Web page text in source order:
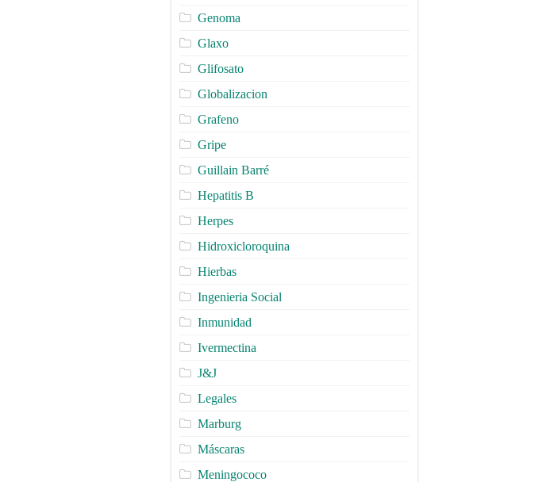
Genoma
Glaxo
Glifosato
Globalizacion
Grafeno
Gripe
Guillain Barré
Hepatitis B
Herpes
Hidroxicloroquina
Hierbas
Ingenieria Social
Inmunidad
Ivermectina
J&J
Legales
Marburg
Máscaras
Meningococo